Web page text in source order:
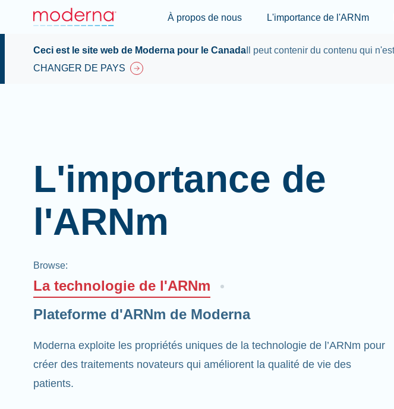
À propos de nous L'importance de l'ARNm
Ceci est le site web de Moderna pour le Canada Il peut contenir du contenu qui
CHANGER DE PAYS
L'importance de
l'ARNm
Browse:
La technologie de l'ARNm
Plateforme d'ARNm de Moderna
Moderna exploite les propriétés uniques de la technologie de l’ARNm pour
créer des traitements novateurs qui améliorent la qualité de vie des
patients.